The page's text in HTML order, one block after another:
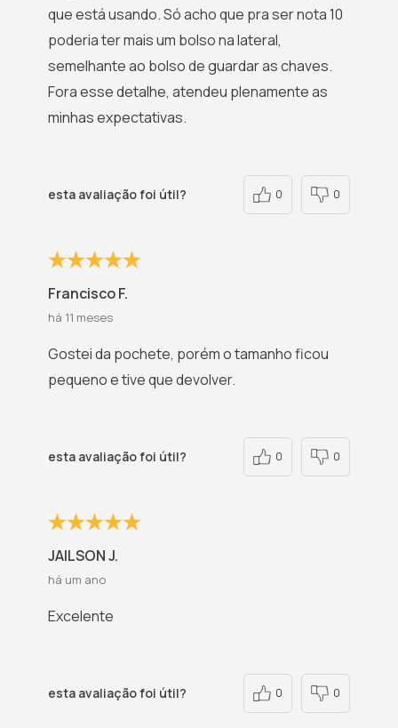
que está usando. Só acho que pra ser nota 10
poderia ter mais um bolso na lateral,
semelhante ao bolso de guardar as chaves.
Fora esse detalhe, atendeu plenamente as
minhas expectativas.
esta avaliação foi útil? 0 0
Francisco F.
há 11 meses
Gostei da pochete, porém o tamanho ficou
pequeno e tive que devolver.
esta avaliação foi útil? 0 0
JAILSON J.
há um ano
Excelente
esta avaliação foi útil? 0 0